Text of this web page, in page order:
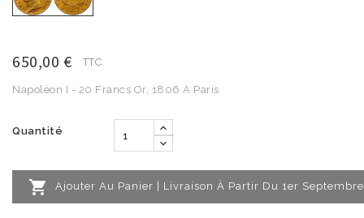
650,00 € TTC
Napoléon I - 20 Francs Or, 1806 A Paris
Quantité
 Ajouter Au Panier | Livraison À Partir Du 1er Septembre